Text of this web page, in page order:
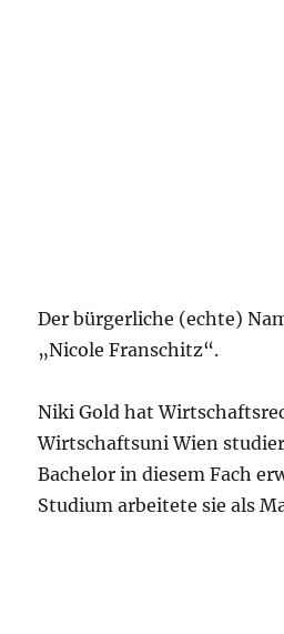
Der bürgerliche (echte)
„Nicole Franschitz“.
Niki Gold hat
Wirtschaftsuni Wien
Bachelor in diesem Fach
Studium arbeitete sie als